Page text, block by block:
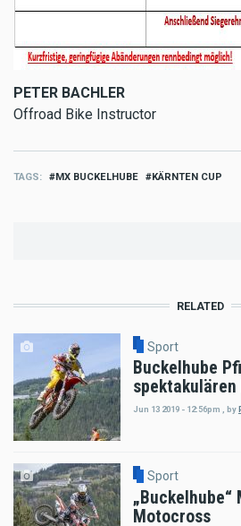
PETER BACHLER
Offroad Bike Instructor
TAGS MX BUCKELHUBE KÄRNTEN CUP
RELATED
Sport
Buckelhube
spektakulären
Jun 13 2019 - 12:56pm by
Sport
Motocross